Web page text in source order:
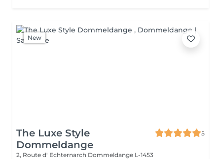
New
The Luxe Style
Dommeldange
5
2, Route d' Echternarch Dommeldange L-1453